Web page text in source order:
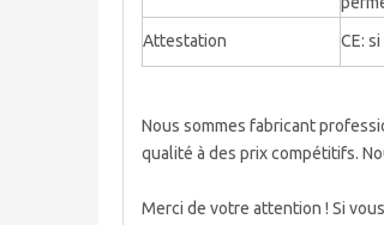
Attestation
CE:
Nous sommes fabricant
qualité à des prix compétitifs.
Merci de votre attention ! Si